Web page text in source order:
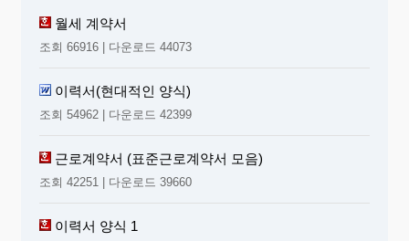
월세 계약서
조회 66916 | 다운로드 44073
이력서(현대적인 양식)
조회 54962 | 다운로드 42399
근로계약서 (표준근로계약서 모음)
조회 42251 | 다운로드 39660
이력서 양식 1